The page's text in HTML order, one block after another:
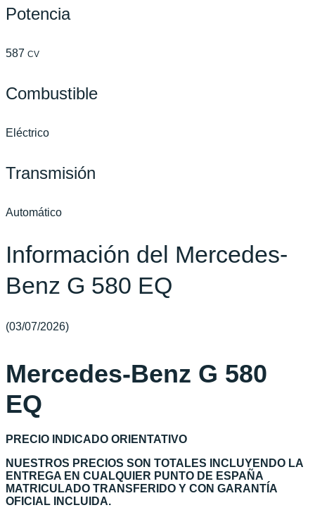
Potencia
587 CV
Combustible
Eléctrico
Transmisión
Automático
Información del Mercedes-
Benz G 580 EQ
(03/07/2026)
Mercedes-Benz G 580
EQ
PRECIO INDICADO ORIENTATIVO
NUESTROS PRECIOS SON TOTALES INCLUYENDO LA
ENTREGA EN CUALQUIER PUNTO DE ESPAÑA
MATRICULADO TRANSFERIDO Y CON GARANTÍA
OFICIAL INCLUIDA.